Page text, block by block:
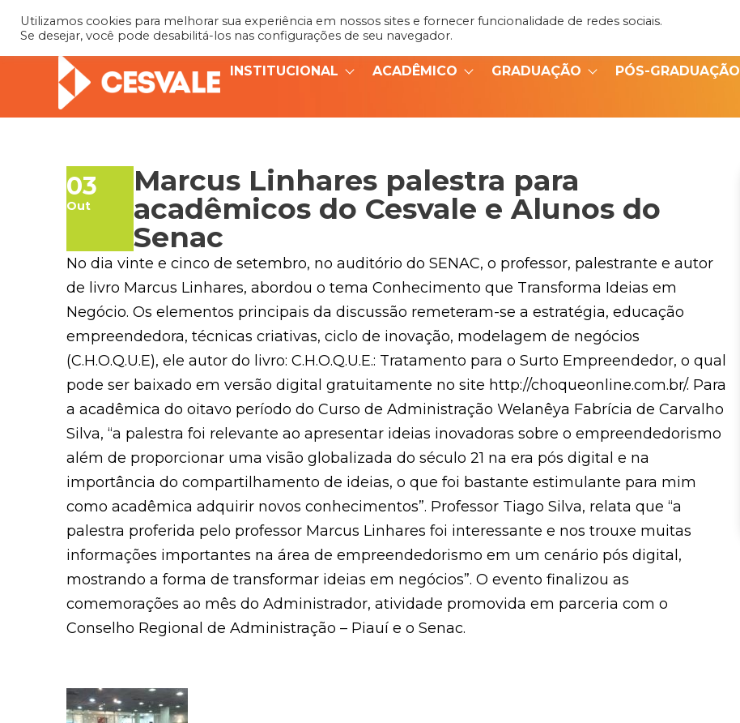
INSTITUCIONAL ACADÊMICO GRADUAÇÃO PÓS-GRADUAÇÃO
03
Out
Marcus Linhares palestra para
acadêmicos do Cesvale e Alunos do
Senac
No dia vinte e cinco de setembro, no auditório do SENAC, o professor, palestrante e autor
de livro Marcus Linhares, abordou o tema Conhecimento que Transforma Ideias em
Negócio. Os elementos principais da discussão remeteram-se a estratégia, educação
empreendedora, técnicas criativas, ciclo de inovação, modelagem de negócios
(C.H.O.Q.U.E), ele autor do livro: C.H.O.Q.U.E.: Tratamento para o Surto Empreendedor, o qual
pode ser baixado em versão digital gratuitamente no site http://choqueonline.com.br/. Para
a acadêmica do oitavo período do Curso de Administração Welanêya Fabrícia de Carvalho
Silva, “a palestra foi relevante ao apresentar ideias inovadoras sobre o empreendedorismo
além de proporcionar uma visão globalizada do século 21 na era pós digital e na
importância do compartilhamento de ideias, o que foi bastante estimulante para mim
como acadêmica adquirir novos conhecimentos”. Professor Tiago Silva, relata que “a
palestra proferida pelo professor Marcus Linhares foi interessante e nos trouxe muitas
informações importantes na área de empreendedorismo em um cenário pós digital,
mostrando a forma de transformar ideias em negócios”. O evento finalizou as
comemorações ao mês do Administrador, atividade promovida em parceria com o
Conselho Regional de Administração – Piauí e o Senac.
Utilizamos cookies para melhorar sua experiência em nossos sites e fornecer funcionalidade de redes sociais.
Se desejar, você pode desabilitá-los nas configurações de seu navegador.